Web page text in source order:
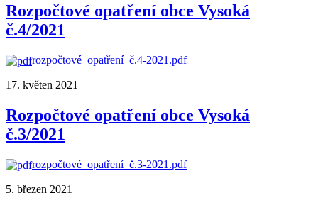
Rozpočtové opatření obce Vysoká
č.4/2021
rozpočtové_opatření_č.4-2021.pdf
17. květen 2021
Rozpočtové opatření obce Vysoká
č.3/2021
rozpočtové_opatření_č.3-2021.pdf
5. březen 2021